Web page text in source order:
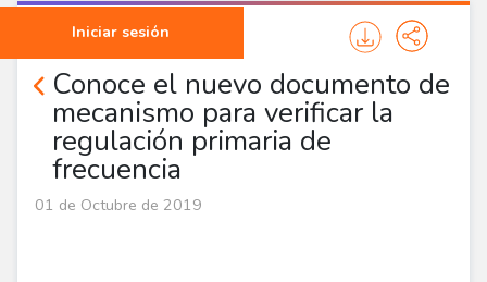
Pasar al contenido principal
Iniciar sesión
Conoce el nuevo documento de
mecanismo para verificar la
regulación primaria de
frecuencia
Comunicados
01 de Octubre de 2019